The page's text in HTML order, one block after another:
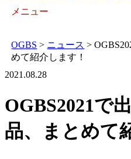
メニュー
OGBS > ニュース >
めて紹介します！
2021.08.28
OGBS2021で
品、まとめて